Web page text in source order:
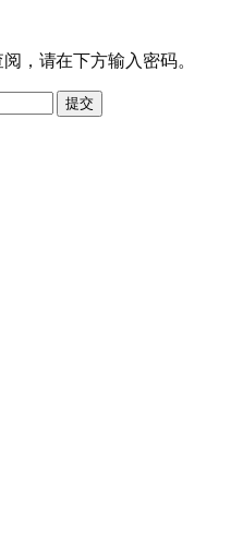
，请在下方输入密码。